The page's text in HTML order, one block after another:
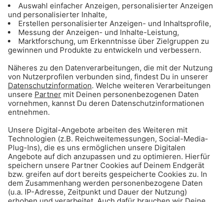
089Kult: Mehr Infos zu Programm & Sendungen
089Kult: Die besten Tipps für München & die